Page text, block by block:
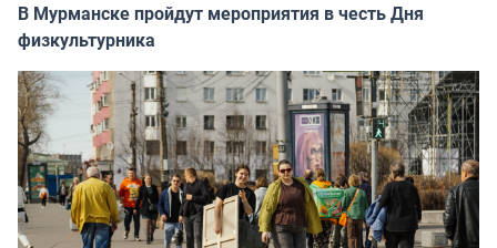
В Мурманске пройдут мероприятия в честь Дня
физкультурника